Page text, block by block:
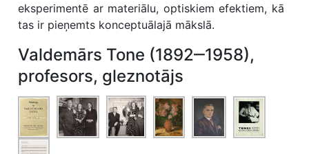
eksperimentē ar materiālu, optiskiem efektiem, kā
tas ir pieņemts konceptuālajā mākslā.
Valdemārs Tone (1892‒1958),
profesors, gleznotājs